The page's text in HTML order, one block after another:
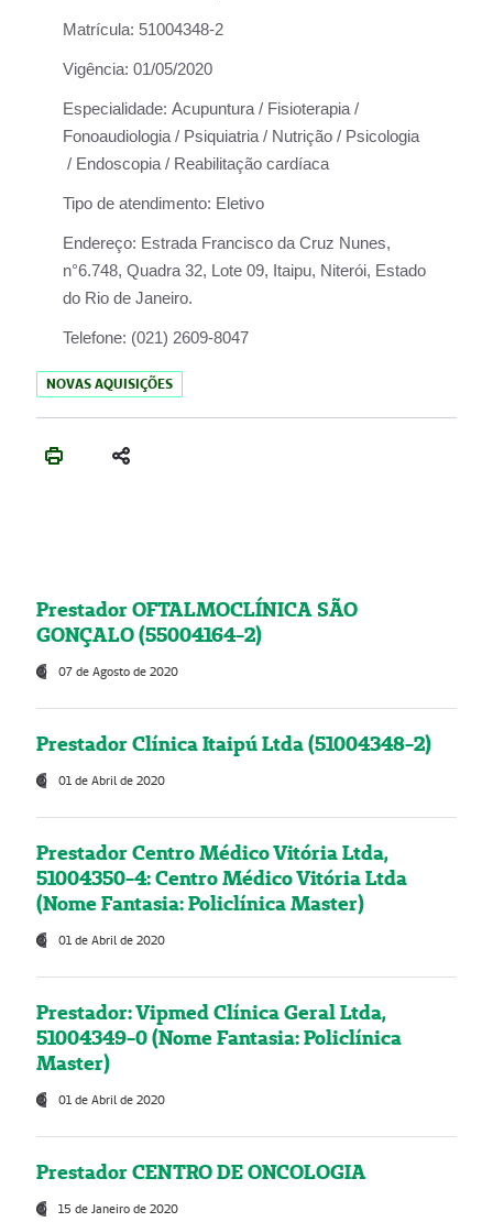
Matrícula: 51004348-2
Vigência: 01/05/2020
Especialidade: Acupuntura / Fisioterapia /
Fonoaudiologia / Psiquiatria / Nutrição / Psicologia
/ Endoscopia / Reabilitação cardíaca
Tipo de atendimento: Eletivo
Endereço: Estrada Francisco da Cruz Nunes,
n°6.748, Quadra 32, Lote 09, Itaipu, Niterói, Estado
do Rio de Janeiro.
Telefone: (021) 2609-8047
NOVAS AQUISIÇÕES
Prestador OFTALMOCLÍNICA SÃO
GONÇALO (55004164-2)
07 de Agosto de 2020
Prestador Clínica Itaipú Ltda (51004348-2)
01 de Abril de 2020
Prestador Centro Médico Vitória Ltda,
51004350-4: Centro Médico Vitória Ltda
(Nome Fantasia: Policlínica Master)
01 de Abril de 2020
Prestador: Vipmed Clínica Geral Ltda,
51004349-0 (Nome Fantasia: Policlínica
Master)
01 de Abril de 2020
Prestador CENTRO DE ONCOLOGIA
15 de Janeiro de 2020